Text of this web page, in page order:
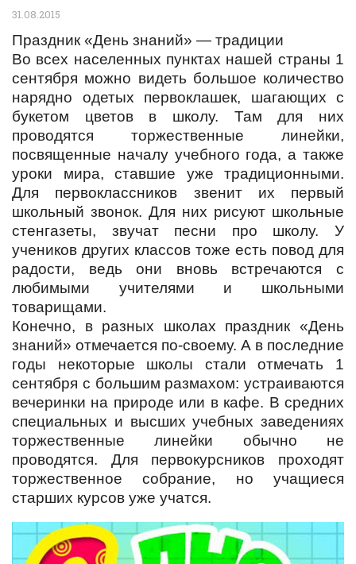
31.08.2015
Праздник «День знаний» — традиции
Во всех населенных пунктах нашей страны 1
сентября можно видеть большое количество
нарядно одетых первоклашек, шагающих с
букетом цветов в школу. Там для них
проводятся торжественные линейки,
посвященные началу учебного года, а также
уроки мира, ставшие уже традиционными.
Для первоклассников звенит их первый
школьный звонок. Для них рисуют школьные
стенгазеты, звучат песни про школу. У
учеников других классов тоже есть повод для
радости, ведь они вновь встречаются с
любимыми учителями и школьными
товарищами.
Конечно, в разных школах праздник «День
знаний» отмечается по-своему. А в последние
годы некоторые школы стали отмечать 1
сентября с большим размахом: устраиваются
вечеринки на природе или в кафе. В средних
специальных и высших учебных заведениях
торжественные линейки обычно не
проводятся. Для первокурсников проходят
торжественное собрание, но учащиеся
старших курсов уже учатся.